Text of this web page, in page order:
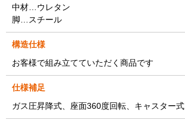
中材…ウレタン
脚…スチール
構造仕様
お客様で組み立てていただく商品です
仕様補足
ガス圧昇降式、座面360度回転、キャスター式